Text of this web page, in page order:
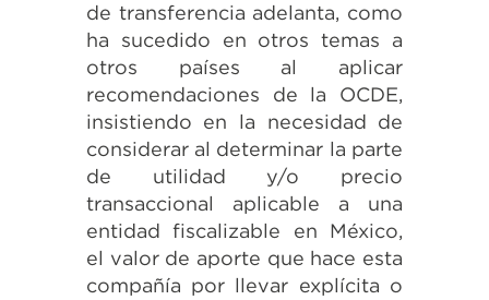
de transferencia adelanta, como
ha sucedido en otros temas a
otros países al aplicar
recomendaciones de la OCDE,
insistiendo en la necesidad de
considerar al determinar la parte
de utilidad y/o precio
transaccional aplicable a una
entidad fiscalizable en México,
el valor de aporte que hace esta
compañía por llevar explícita o